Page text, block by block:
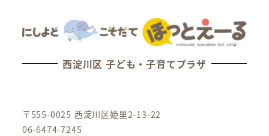
西淀川区 子ども・子育てプラザ
〒555-0025 西淀川区姫里2-13-22
06-6474-7245